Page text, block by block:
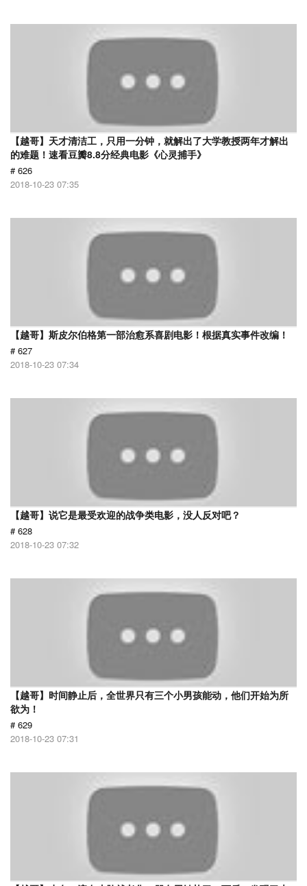
【越哥】天才清洁工，只用一分钟，就解出了大学教授两年才解出
的难题！速看豆瓣8.8分经典电影《心灵捕手》
# 626
2018-10-23 07:35
【越哥】斯皮尔伯格第一部治愈系喜剧电影！根据真实事件改编！
# 627
2018-10-23 07:34
【越哥】说它是最受欢迎的战争类电影，没人反对吧？
# 628
2018-10-23 07:32
【越哥】时间静止后，全世界只有三个小男孩能动，他们开始为所
欲为！
# 629
2018-10-23 07:31